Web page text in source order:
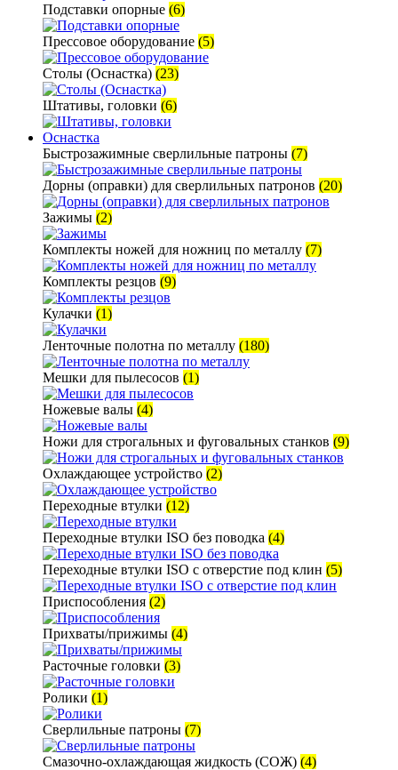
Подставки опорные (6)
Прессовое оборудование (5)
Столы (Оснастка) (23)
Штативы, головки (6)
Оснастка
Быстрозажимные сверлильные патроны (7)
Дорны (оправки) для сверлильных патронов (20)
Зажимы (2)
Комплекты ножей для ножниц по металлу (7)
Комплекты резцов (9)
Кулачки (1)
Ленточные полотна по металлу (180)
Мешки для пылесосов (1)
Ножевые валы (4)
Ножи для строгальных и фуговальных станков (9)
Охлаждающее устройство (2)
Переходные втулки (12)
Переходные втулки ISO без поводка (4)
Переходные втулки ISO с отверстие под клин (5)
Приспособления (2)
Прихваты/прижимы (4)
Расточные головки (3)
Ролики (1)
Сверлильные патроны (7)
Смазочно-охлаждающая жидкость (СОЖ) (4)